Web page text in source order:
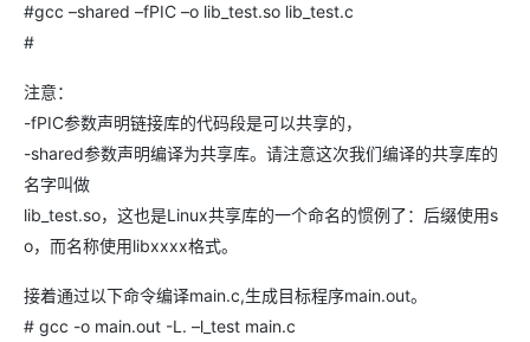
#gcc –shared –fPIC –o lib_test.so lib_test.c
#
注意：
-fPIC参数声明链接库的代码段是可以共享的，
-shared参数声明编译为共享库。请注意这次我们编译的共享库的
名字叫做
lib_test.so，这也是Linux共享库的一个命名的惯例了：后缀使用s
o，而名称使用libxxxx格式。
接着通过以下命令编译main.c,生成目标程序main.out。
# gcc -o main.out -L. –l_test main.c